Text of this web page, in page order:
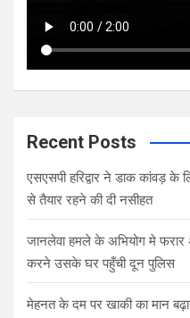
Recent Posts
एसएसपी हरिद्वार ने डाक कांवड़ के
से तैयार रहने की दी नसीहत
जानलेवा हमले के अभियोग मे फरार
करने उसके घर पहुँची दून पुलिस
मेहनत के दम पर खाकी का मान